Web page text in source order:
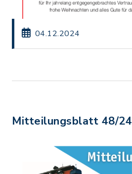
04.12.2024
Mitteilungsblatt 48/24